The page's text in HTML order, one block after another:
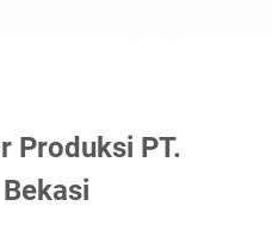
Produksi PT.